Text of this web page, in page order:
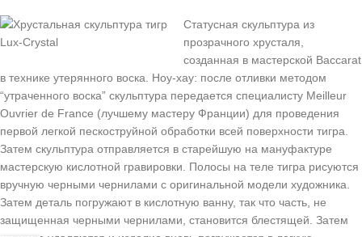
Lux-Crystal
Статусная скульптура из
прозрачного хрусталя,
созданная в мастерской Baccarat
в технике утерянного воска. Ноу-хау: после отливки методом
“утраченного воска” скульптура передается специалисту Meilleur
Ouvrier de France (лучшему мастеру Франции) для проведения
первой легкой пескоструйной обработки всей поверхности тигра.
Затем скульптура отправляется в старейшую на мануфактуре
мастерскую кислотной гравировки. Полосы на теле тигра рисуются
вручную черными чернилами с оригинальной модели художника.
Затем деталь погружают в кислотную ванну, так что часть, не
защищенная черными чернилами, становится блестящей. Затем